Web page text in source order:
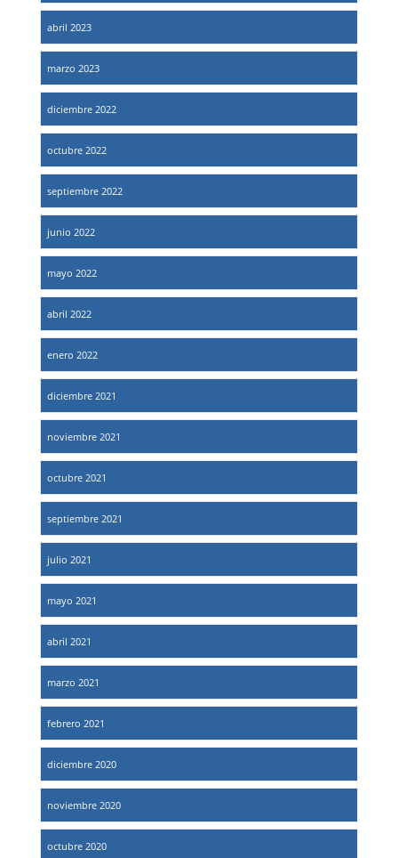
abril 2023
marzo 2023
diciembre 2022
octubre 2022
septiembre 2022
junio 2022
mayo 2022
abril 2022
enero 2022
diciembre 2021
noviembre 2021
octubre 2021
septiembre 2021
julio 2021
mayo 2021
abril 2021
marzo 2021
febrero 2021
diciembre 2020
noviembre 2020
octubre 2020